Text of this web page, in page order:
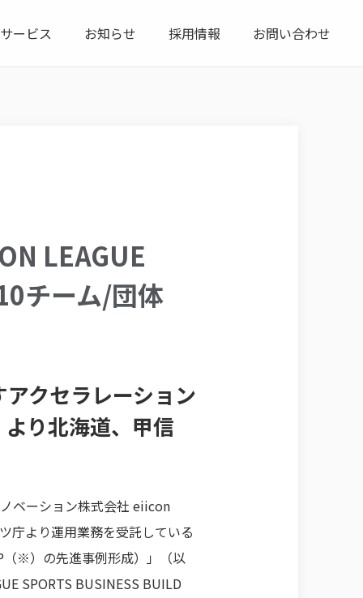
サービス お知らせ 採用情報 お問い合わせ
LEAGUE
チーム/団体
クセラレーション
り北海道、甲信
ベーション株式会社 eiicon
庁より運用業務を受託している
（※）の先進事例形成）」（以
SPORTS BUSINESS BUILD